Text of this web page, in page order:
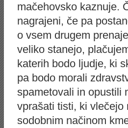
mačehovsko kaznuje.
nagrajeni, če pa
o vsem drugem
veliko stanejo,
katerih bodo ljudje, ki
pa bodo morali
spametovali in opustili
vprašati tisti, ki vlečejo
sodobnim načinom